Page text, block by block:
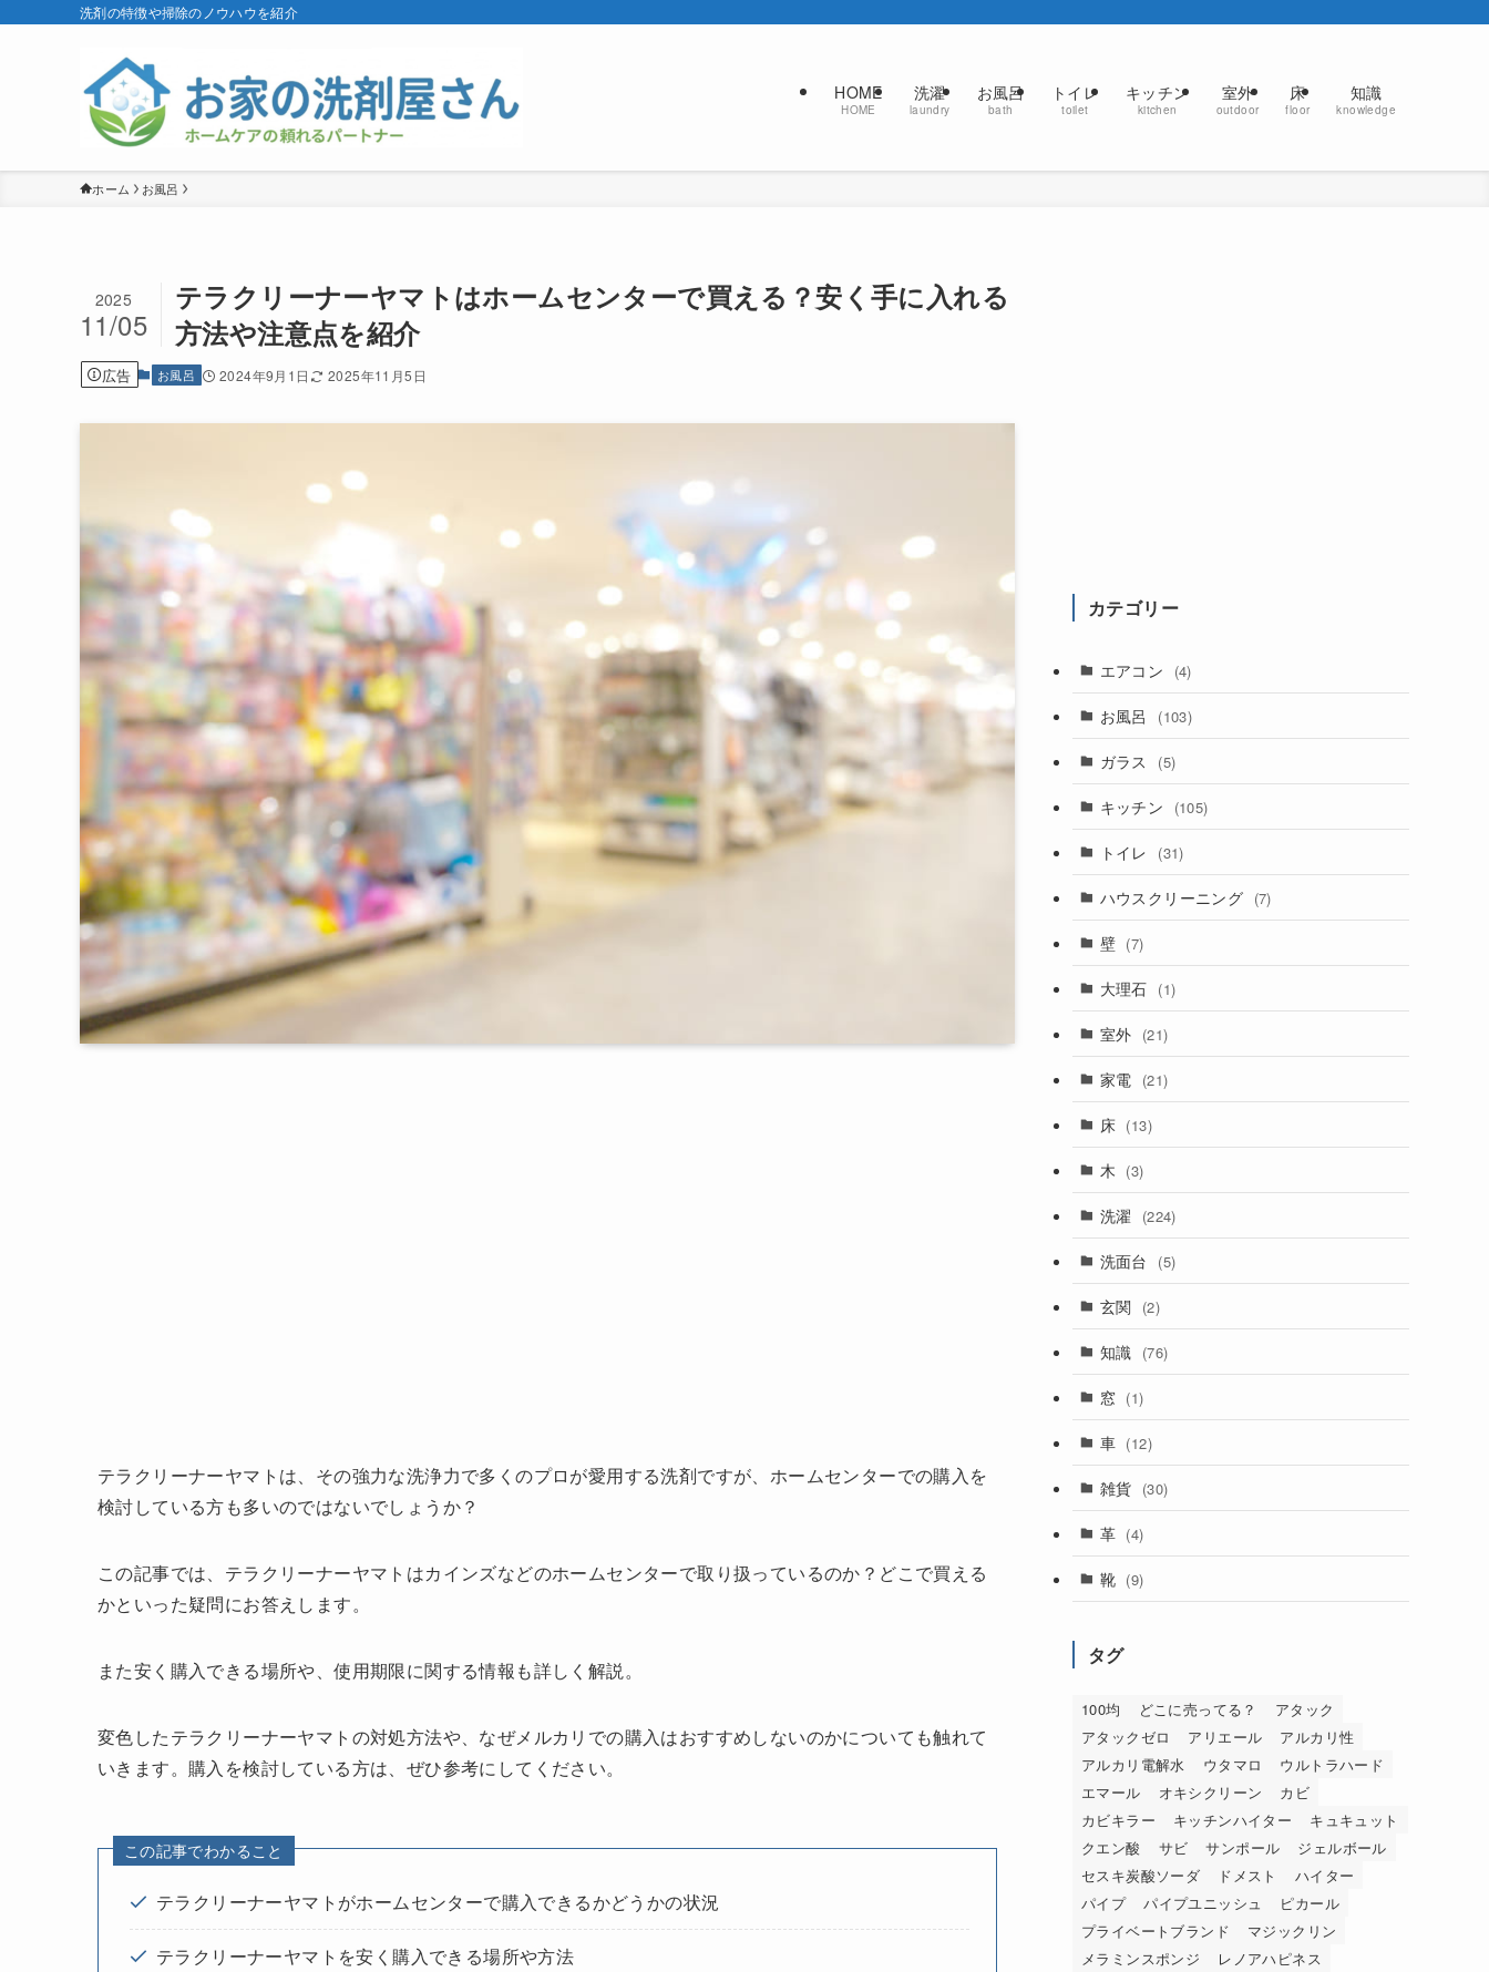
洗剤の特徴や掃除のノウハウを紹介
HOME
HOME
洗濯
laundry
お風呂
bath
トイレ
toilet
キッチン
kitchen
室外
outdoor
床
floor
知識
knowledge
ホーム お風呂
テラクリーナーヤマトはホームセンターで買える？安く手に入れる
方法や注意点を紹介
2025
11/05
広告 お風呂 2024年9月1日 2025年11月5日
テラクリーナーヤマトは、その強力な洗浄力で多くのプロが愛用する洗剤ですが、ホームセンターでの購入を
検討している方も多いのではないでしょうか？
この記事では、テラクリーナーヤマトはカインズなどのホームセンターで取り扱っているのか？どこで買える
かといった疑問にお答えします。
また安く購入できる場所や、使用期限に関する情報も詳しく解説。
変色したテラクリーナーヤマトの対処方法や、なぜメルカリでの購入はおすすめしないのかについても触れて
いきます。購入を検討している方は、ぜひ参考にしてください。
この記事でわかること
テラクリーナーヤマトがホームセンターで購入できるかどうかの状況
テラクリーナーヤマトを安く購入できる場所や方法
カテゴリー
エアコン (4)
お風呂 (103)
ガラス (5)
キッチン (105)
トイレ (31)
ハウスクリーニング (7)
壁 (7)
大理石 (1)
室外 (21)
家電 (21)
床 (13)
木 (3)
洗濯 (224)
洗面台 (5)
玄関 (2)
知識 (76)
窓 (1)
車 (12)
雑貨 (30)
革 (4)
靴 (9)
タグ
100均 どこに売ってる？
アタック
アタックゼロ
アリエール
アルカリ性
アルカリ電解水
ウタマロ
ウルトラハード
エマール
オキシクリーン
カビ
カビキラー
キッチンハイター
キュキュット
クエン酸
サビ サンポール
ジェルボール
セスキ炭酸ソーダ
ドメスト
ハイター
パイプ
パイプユニッシュ
ピカール
プライベートブランド
マジックリン
メラミンスポンジ
レノアハピネス